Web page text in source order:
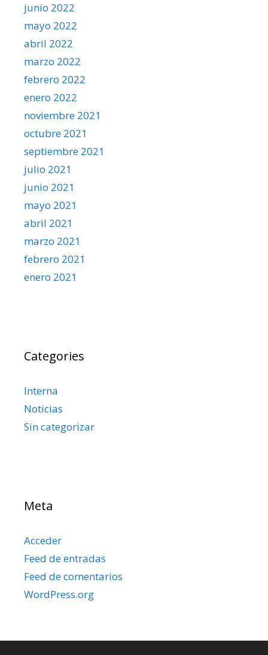
junio 2022
mayo 2022
abril 2022
marzo 2022
febrero 2022
enero 2022
noviembre 2021
octubre 2021
septiembre 2021
julio 2021
junio 2021
mayo 2021
abril 2021
marzo 2021
febrero 2021
enero 2021
Categories
Interna
Noticias
Sin categorizar
Meta
Acceder
Feed de entradas
Feed de comentarios
WordPress.org